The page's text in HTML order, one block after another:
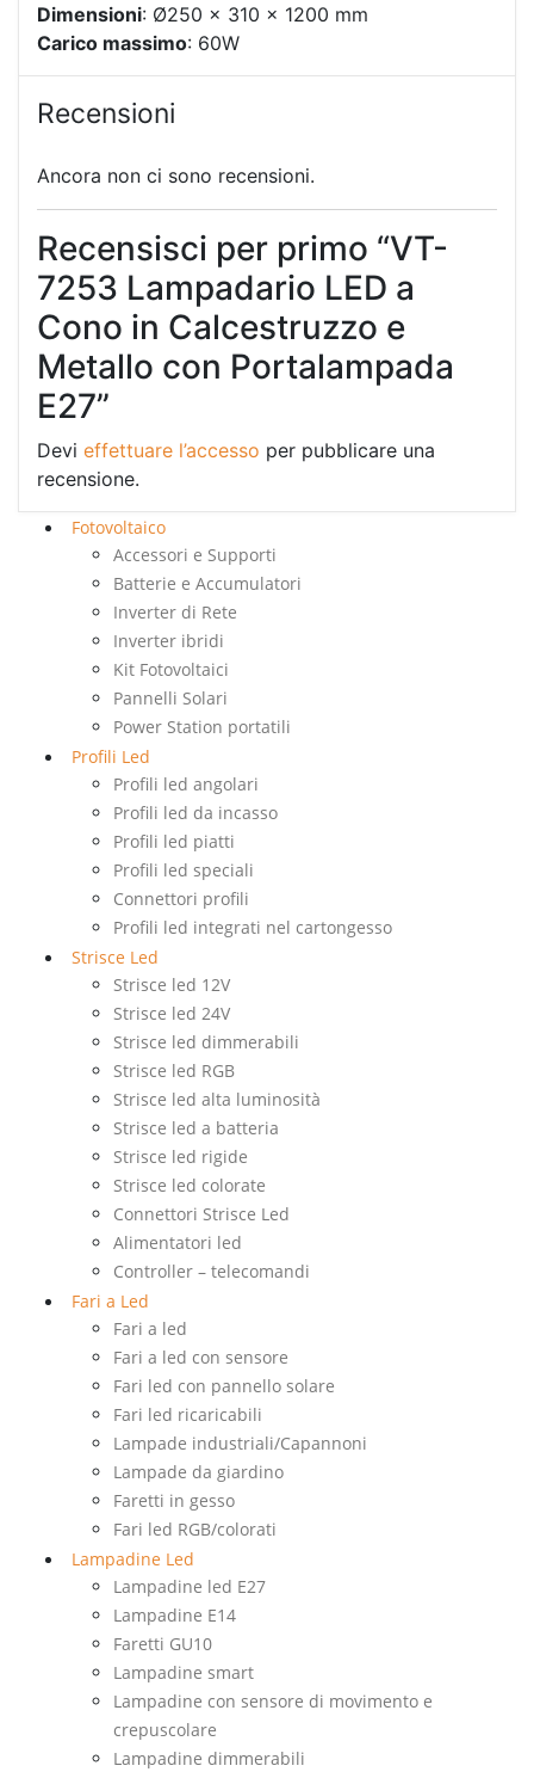
Dimensioni: Ø250 x 310 x 1200 mm
Carico massimo: 60W
Recensioni
Ancora non ci sono recensioni.
Recensisci per primo “VT-
7253 Lampadario LED a
Cono in Calcestruzzo e
Metallo con Portalampada
E27”
Devi effettuare l’accesso per pubblicare una
recensione.
Fotovoltaico
Accessori e Supporti
Batterie e Accumulatori
Inverter di Rete
Inverter ibridi
Kit Fotovoltaici
Pannelli Solari
Power Station portatili
Profili Led
Profili led angolari
Profili led da incasso
Profili led piatti
Profili led speciali
Connettori profili
Profili led integrati nel cartongesso
Strisce Led
Strisce led 12V
Strisce led 24V
Strisce led dimmerabili
Strisce led RGB
Strisce led alta luminosità
Strisce led a batteria
Strisce led rigide
Strisce led colorate
Connettori Strisce Led
Alimentatori led
Controller – telecomandi
Fari a Led
Fari a led
Fari a led con sensore
Fari led con pannello solare
Fari led ricaricabili
Lampade industriali/Capannoni
Lampade da giardino
Faretti in gesso
Fari led RGB/colorati
Lampadine Led
Lampadine led E27
Lampadine E14
Faretti GU10
Lampadine smart
Lampadine con sensore di movimento e
crepuscolare
Lampadine dimmerabili